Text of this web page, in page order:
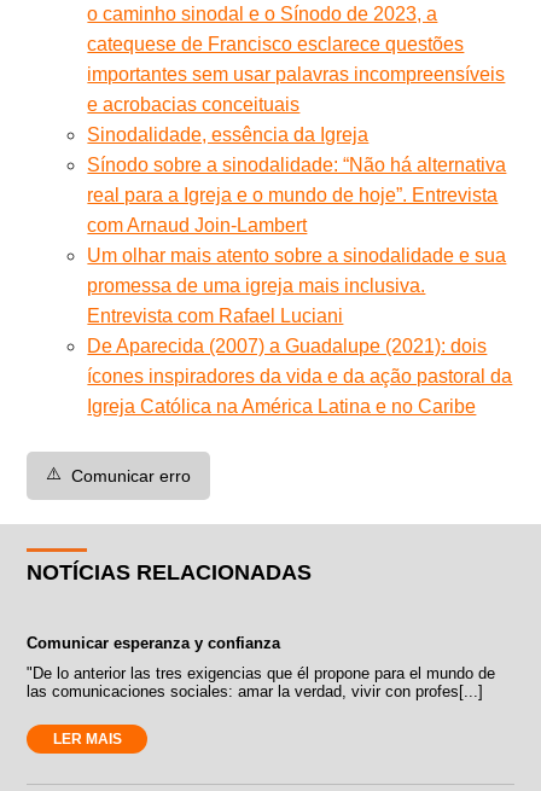
o caminho sinodal e o Sínodo de 2023, a
catequese de Francisco esclarece questões
importantes sem usar palavras incompreensíveis
e acrobacias conceituais
Sinodalidade, essência da Igreja
Sínodo sobre a sinodalidade: “Não há alternativa
real para a Igreja e o mundo de hoje”. Entrevista
com Arnaud Join-Lambert
Um olhar mais atento sobre a sinodalidade e sua
promessa de uma igreja mais inclusiva.
Entrevista com Rafael Luciani
De Aparecida (2007) a Guadalupe (2021): dois
ícones inspiradores da vida e da ação pastoral da
Igreja Católica na América Latina e no Caribe
⚠️ Comunicar erro
NOTÍCIAS RELACIONADAS
Comunicar esperanza y confianza
"De lo anterior las tres exigencias que él propone para el mundo de
las comunicaciones sociales: amar la verdad, vivir con profes[...]
LER MAIS